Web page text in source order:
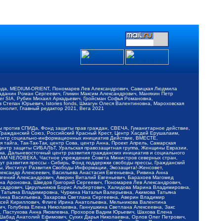
MEDIUM-ORIENT, Пономарев Лев Александрович, Савицкая Людмила
Роман Сергеевич, Гликин Максим Александрович, Маняхин Петр
Рубин Михаил Аркадьевич, Гройсман Софья Романовна,
Юрьевич, Istories fonds, Шмагун Олеся Валентиновна, Мароховская
Главный редактор 2021, Вега 2021
СПИДа, Фонд защиты прав граждан, СВЕЧА, Гуманитарное действие,
Союз, Российский Красный Крест, Центр Хасдей Ерушалаим,
социально-информационных инициатив Действие, ВМЕСТЕ,
Так-Так-Так, центр Сова, центр Анна, Проект Апрель, Самарская
защиты СИБАЛЬТ, Уральская правозащитная группа, Женщины Евразии,
Дальневосточный центр развития гражданских инициатив и социального
ЧЕЛОВЕКА, Частное учреждение Совета Министров северных стран,
прессы - Сибирь, Фонд поддержки свободы прессы, Гражданский
Институт Развития Свободы Информации, Экозащита!-Женсовет,
Алексеевич, Васильева Анастасия Евгеньевна, Ривина Анна
Александрович, Аверин Виталий Евгеньевич, Барахоев Магомед
Шведов Григорий Сергеевич, Пономарев Лев Александрович,
Цирульников Борис Альбертович, Халидова Марина Владимировна,
Владимировна, Чуркина Наталья Валерьевна, Акимова Татьяна
Васильевна, Захарова Светлана Сергеевна, Аверин Владимир
Кириллович, Флиге Ирина Анатольевна, Мельникова Валентина
Елена Николаевна, Ганнушкина Светлана Алексеевна, Закс
Анна Яковлевна, Прохоров Вадим Юрьевич, Шахова Елена
Анатолий Ефимович, Сухих Дарья Николаевна, Орлов Олег Петрович,